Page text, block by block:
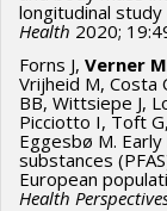
longitudinal study
Health 2020;
Forns J, Verner
Vrijheid M, Costa
BB, Wittsiepe J,
Picciotto I, Toft
Eggesbø M.
substances
European
Health